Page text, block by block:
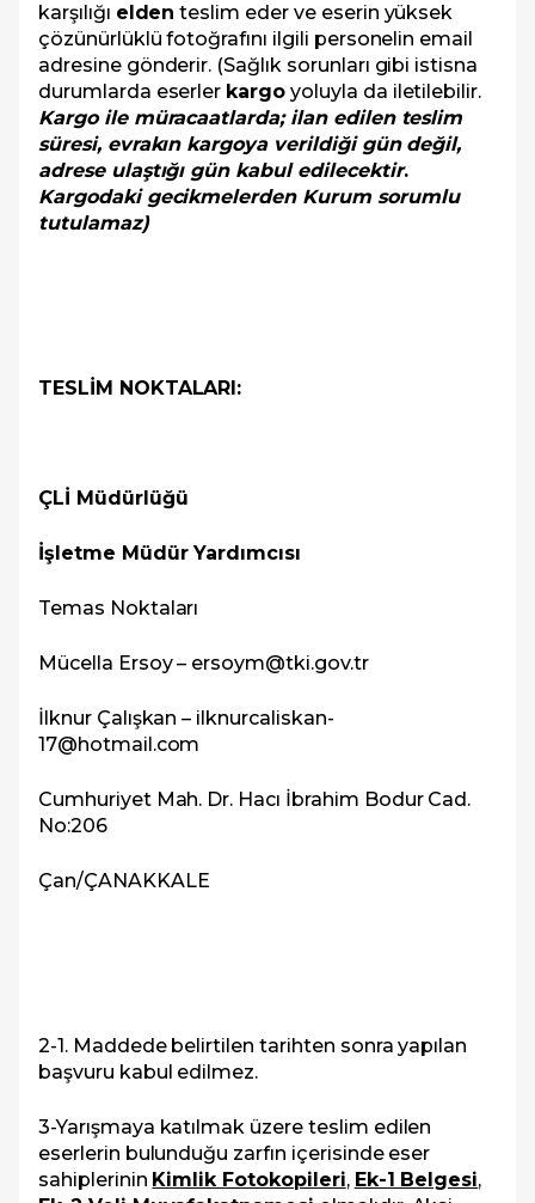
karşılığı elden teslim eder ve eserin yüksek
çözünürlüklü fotoğrafını ilgili personelin email
adresine gönderir. (Sağlık sorunları gibi istisna
durumlarda eserler kargo yoluyla da iletilebilir.
Kargo ile müracaatlarda; ilan edilen teslim
süresi, evrakın kargoya verildiği gün değil,
adrese ulaştığı gün kabul edilecektir.
Kargodaki gecikmelerden Kurum sorumlu
tutulamaz)
TESLİM NOKTALARI:
ÇLİ Müdürlüğü
İşletme Müdür Yardımcısı
Temas Noktaları
Mücella Ersoy – ersoym@tki.gov.tr
İlknur Çalışkan – ilknurcaliskan-
17@hotmail.com
Cumhuriyet Mah. Dr. Hacı İbrahim Bodur Cad.
No:206
Çan/ÇANAKKALE
2-1. Maddede belirtilen tarihten sonra yapılan
başvuru kabul edilmez.
3-Yarışmaya katılmak üzere teslim edilen
eserlerin bulunduğu zarfın içerisinde eser
sahiplerinin Kimlik Fotokopileri, Ek-1 Belgesi,